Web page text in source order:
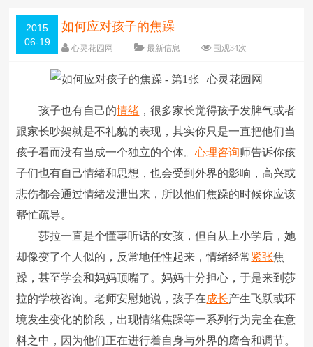
2015
06-19
如何应对孩子的焦躁
心灵花园网 最新信息 围观34次
字体：大 中 小
孩子也有自己的情绪 ，很多家长觉得孩子发脾气或者
跟家长吵架就是不礼貌的表现，其实你只是一直把他们当
孩子看而没有当成一个独立的个体。心理咨询师告诉你孩
子们也有自己情绪和思想，也会受到外界的影响，高兴或
悲伤都会通过情绪发泄出来，所以他们焦躁的时候你应该
帮忙疏导。
莎拉一直是个懂事听话的女孩，但自从上小学后，她
却像变了个人似的，反常地任性起来，情绪经常紧张焦
躁，甚至学会和妈妈顶嘴了。妈妈十分担心，于是来到莎
拉的学校咨询。老师安慰她说，孩子在成长产生飞跃或环
境发生变化的阶段，出现情绪焦躁等一系列行为完全在意
料之中，因为他们正在进行着自身与外界的磨合和调节。